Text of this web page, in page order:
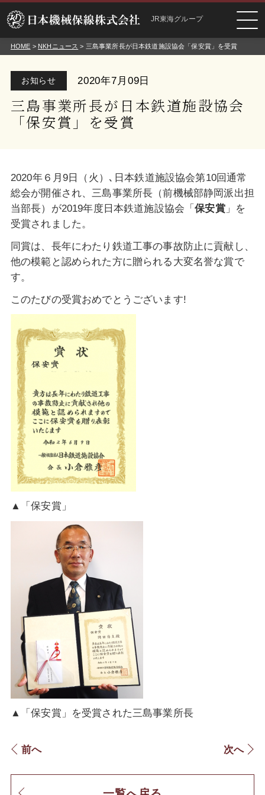
JR東海グループ
HOME > NKHニュース > 三島事業所長が日本鉄道施設協会「保安賞」を受賞
お知らせ 2020年7月09日
三島事業所長が日本鉄道施設協会
「保安賞」を受賞
2020年６月9日（火）､日本鉄道施設協会第10回通常
総会が開催され、三島事業所長（前機械部静岡派出担
当部長）が2019年度日本鉄道施設協会「保安賞」を
受賞されました。
同賞は、長年にわたり鉄道工事の事故防止に貢献し、
他の模範と認められた方に贈られる大変名誉な賞で
す。
このたびの受賞おめでとうございます!
▲「保安賞」
▲「保安賞」を受賞された三島事業所長
前へ 次へ